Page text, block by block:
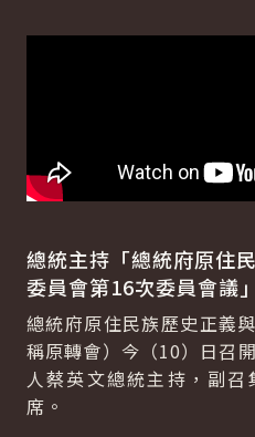
總統主持「總統府原住
委員會第16次委員會議」
總統府原住民族歷史正義
稱原轉會）今（10）日召
人蔡英文總統主持，副
席。